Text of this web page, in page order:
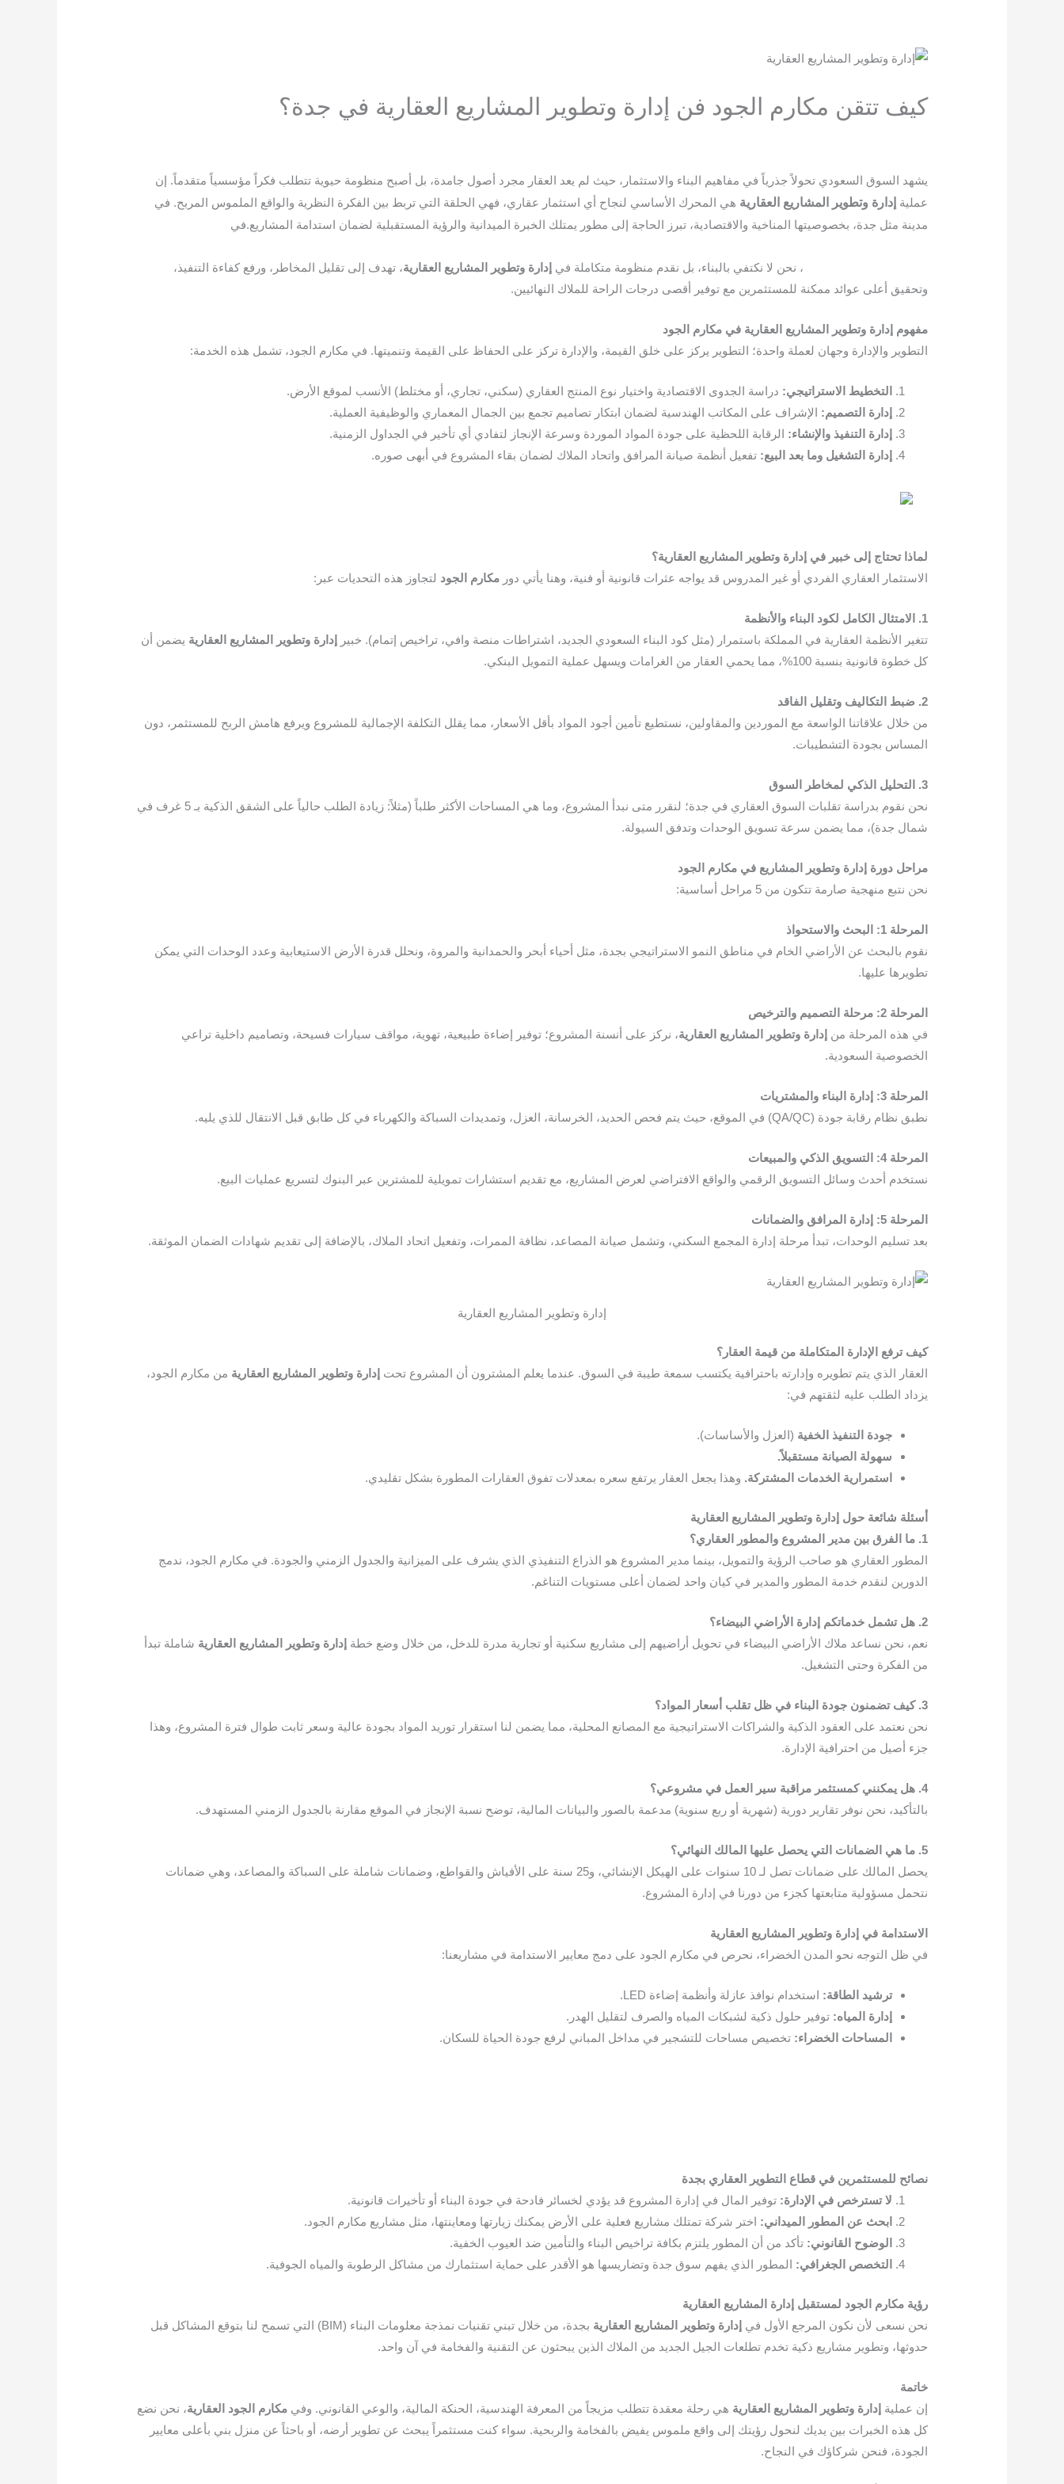
كيف تتقن مكارم الجود فن إدارة وتطوير المشاريع العقارية في جدة؟
يشهد السوق السعودي تحولاً جذرياً في مفاهيم البناء والاستثمار، حيث لم يعد العقار مجرد أصول جامدة، بل أصبح منظومة حيوية تتطلب فكراً مؤسسياً متقدماً. إن
عملية إدارة وتطوير المشاريع العقارية هي المحرك الأساسي لنجاح أي استثمار عقاري، فهي الحلقة التي تربط بين الفكرة النظرية والواقع الملموس المربح. في
مدينة مثل جدة، بخصوصيتها المناخية والاقتصادية، تبرز الحاجة إلى مطور يمتلك الخبرة الميدانية والرؤية المستقبلية لضمان استدامة المشاريع.في
، نحن لا نكتفي بالبناء، بل نقدم منظومة متكاملة في إدارة وتطوير المشاريع العقارية، تهدف إلى تقليل المخاطر، ورفع كفاءة التنفيذ،
وتحقيق أعلى عوائد ممكنة للمستثمرين مع توفير أقصى درجات الراحة للملاك النهائيين.
مفهوم إدارة وتطوير المشاريع العقارية في مكارم الجود
التطوير والإدارة وجهان لعملة واحدة؛ التطوير يركز على خلق القيمة، والإدارة تركز على الحفاظ على القيمة وتنميتها. في مكارم الجود، تشمل هذه الخدمة:
التخطيط الاستراتيجي: دراسة الجدوى الاقتصادية واختيار نوع المنتج العقاري (سكني، تجاري، أو مختلط) الأنسب لموقع الأرض.
إدارة التصميم: الإشراف على المكاتب الهندسية لضمان ابتكار تصاميم تجمع بين الجمال المعماري والوظيفية العملية.
إدارة التنفيذ والإنشاء: الرقابة اللحظية على جودة المواد الموردة وسرعة الإنجاز لتفادي أي تأخير في الجداول الزمنية.
إدارة التشغيل وما بعد البيع: تفعيل أنظمة صيانة المرافق واتحاد الملاك لضمان بقاء المشروع في أبهى صوره.
لماذا تحتاج إلى خبير في إدارة وتطوير المشاريع العقارية؟
الاستثمار العقاري الفردي أو غير المدروس قد يواجه عثرات قانونية أو فنية، وهنا يأتي دورمكارم الجود لتجاوز هذه التحديات عبر:
1. الامتثال الكامل لكود البناء والأنظمة
تتغير الأنظمة العقارية في المملكة باستمرار (مثل كود البناء السعودي الجديد، اشتراطات منصة وافي، تراخيص إتمام). خبيرإدارة وتطوير المشاريع العقارية يضمن أن
كل خطوة قانونية بنسبة 100%، مما يحمي العقار من الغرامات ويسهل عملية التمويل البنكي.
2. ضبط التكاليف وتقليل الفاقد
من خلال علاقاتنا الواسعة مع الموردين والمقاولين، نستطيع تأمين أجود المواد بأقل الأسعار، مما يقلل التكلفة الإجمالية للمشروع ويرفع هامش الربح للمستثمر، دون
المساس بجودة التشطيبات.
3. التحليل الذكي لمخاطر السوق
نحن نقوم بدراسة تقلبات السوق العقاري في جدة؛ لنقرر متى نبدأ المشروع، وما هي المساحات الأكثر طلباً (مثلاً: زيادة الطلب حالياً على الشقق الذكية بـ 5 غرف في
شمال جدة)، مما يضمن سرعة تسويق الوحدات وتدفق السيولة.
مراحل دورة إدارة وتطوير المشاريع في مكارم الجود
نحن نتبع منهجية صارمة تتكون من 5 مراحل أساسية:
المرحلة 1: البحث والاستحواذ
نقوم بالبحث عن الأراضي الخام في مناطق النمو الاستراتيجي بجدة، مثل أحياء أبحر والحمدانية والمروة، ونحلل قدرة الأرض الاستيعابية وعدد الوحدات التي يمكن
تطويرها عليها.
المرحلة 2: مرحلة التصميم والترخيص
في هذه المرحلة منإدارة وتطوير المشاريع العقارية، نركز على أنسنة المشروع؛ توفير إضاءة طبيعية، تهوية، مواقف سيارات فسيحة، وتصاميم داخلية تراعي
الخصوصية السعودية.
المرحلة 3: إدارة البناء والمشتريات
نطبق نظام رقابة جودة (QA/QC) في الموقع، حيث يتم فحص الحديد، الخرسانة، العزل، وتمديدات السباكة والكهرباء في كل طابق قبل الانتقال للذي يليه.
المرحلة 4: التسويق الذكي والمبيعات
نستخدم أحدث وسائل التسويق الرقمي والواقع الافتراضي لعرض المشاريع، مع تقديم استشارات تمويلية للمشترين عبر البنوك لتسريع عمليات البيع.
المرحلة 5: إدارة المرافق والضمانات
بعد تسليم الوحدات، تبدأ مرحلة إدارة المجمع السكني، وتشمل صيانة المصاعد، نظافة الممرات، وتفعيل اتحاد الملاك، بالإضافة إلى تقديم شهادات الضمان الموثقة.
إدارة وتطوير المشاريع العقارية
كيف ترفع الإدارة المتكاملة من قيمة العقار؟
العقار الذي يتم تطويره وإدارته باحترافية يكتسب سمعة طيبة في السوق. عندما يعلم المشترون أن المشروع تحت إدارة وتطوير المشاريع العقارية من مكارم الجود،
يزداد الطلب عليه لثقتهم في:
جودة التنفيذ الخفية (العزل والأساسات).
سهولة الصيانة مستقبلاً.
استمرارية الخدمات المشتركة. وهذا يجعل العقار يرتفع سعره بمعدلات تفوق العقارات المطورة بشكل تقليدي.
أسئلة شائعة حول إدارة وتطوير المشاريع العقارية
1. ما الفرق بين مدير المشروع والمطور العقاري؟
المطور العقاري هو صاحب الرؤية والتمويل، بينما مدير المشروع هو الذراع التنفيذي الذي يشرف على الميزانية والجدول الزمني والجودة. في مكارم الجود، ندمج
الدورين لنقدم خدمة المطور والمدير في كيان واحد لضمان أعلى مستويات التناغم.
2. هل تشمل خدماتكم إدارة الأراضي البيضاء؟
نعم، نحن نساعد ملاك الأراضي البيضاء في تحويل أراضيهم إلى مشاريع سكنية أو تجارية مدرة للدخل، من خلال وضع خطة إدارة وتطوير المشاريع العقارية شاملة تبدأ
من الفكرة وحتى التشغيل.
3. كيف تضمنون جودة البناء في ظل تقلب أسعار المواد؟
نحن نعتمد على العقود الذكية والشراكات الاستراتيجية مع المصانع المحلية، مما يضمن لنا استقرار توريد المواد بجودة عالية وسعر ثابت طوال فترة المشروع، وهذا
جزء أصيل من احترافية الإدارة.
4. هل يمكنني كمستثمر مراقبة سير العمل في مشروعي؟
بالتأكيد، نحن نوفر تقارير دورية (شهرية أو ربع سنوية) مدعمة بالصور والبيانات المالية، توضح نسبة الإنجاز في الموقع مقارنة بالجدول الزمني المستهدف.
5. ما هي الضمانات التي يحصل عليها المالك النهائي؟
يحصل المالك على ضمانات تصل لـ 10 سنوات على الهيكل الإنشائي، و25 سنة على الأفياش والقواطع، وضمانات شاملة على السباكة والمصاعد، وهي ضمانات
نتحمل مسؤولية متابعتها كجزء من دورنا في إدارة المشروع.
الاستدامة في إدارة وتطوير المشاريع العقارية
في ظل التوجه نحو المدن الخضراء، نحرص في مكارم الجود على دمج معايير الاستدامة في مشاريعنا:
ترشيد الطاقة: استخدام نوافذ عازلة وأنظمة إضاءة LED.
إدارة المياه: توفير حلول ذكية لشبكات المياه والصرف لتقليل الهدر.
المساحات الخضراء: تخصيص مساحات للتشجير في مداخل المباني لرفع جودة الحياة للسكان.
نصائح للمستثمرين في قطاع التطوير العقاري بجدة
لا تسترخص في الإدارة: توفير المال في إدارة المشروع قد يؤدي لخسائر فادحة في جودة البناء أو تأخيرات قانونية.
ابحث عن المطور الميداني: اختر شركة تمتلك مشاريع فعلية على الأرض يمكنك زيارتها ومعاينتها، مثل مشاريع مكارم الجود.
الوضوح القانوني: تأكد من أن المطور يلتزم بكافة تراخيص البناء والتأمين ضد العيوب الخفية.
التخصص الجغرافي: المطور الذي يفهم سوق جدة وتضاريسها هو الأقدر على حماية استثمارك من مشاكل الرطوبة والمياه الجوفية.
رؤية مكارم الجود لمستقبل إدارة المشاريع العقارية
نحن نسعى لأن نكون المرجع الأول في إدارة وتطوير المشاريع العقارية
بجدة، من خلال تبني تقنيات نمذجة معلومات البناء (BIM) التي تسمح لنا بتوقع المشاكل قبل
حدوثها، وتطوير مشاريع ذكية تخدم تطلعات الجيل الجديد من الملاك الذين يبحثون عن التقنية والفخامة في آن واحد.
خاتمة
إن عملية إدارة وتطوير المشاريع العقارية هي رحلة معقدة تتطلب مزيجاً من المعرفة الهندسية، الحنكة المالية، والوعي القانوني. وفيمكارم الجود العقارية، نحن نضع
كل هذه الخبرات بين يديك لنحول رؤيتك إلى واقع ملموس يفيض بالفخامة والربحية. سواء كنت مستثمراً يبحث عن تطوير أرضه، أو باحثاً عن منزل بني بأعلى معايير
الجودة، فنحن شركاؤك في النجاح.